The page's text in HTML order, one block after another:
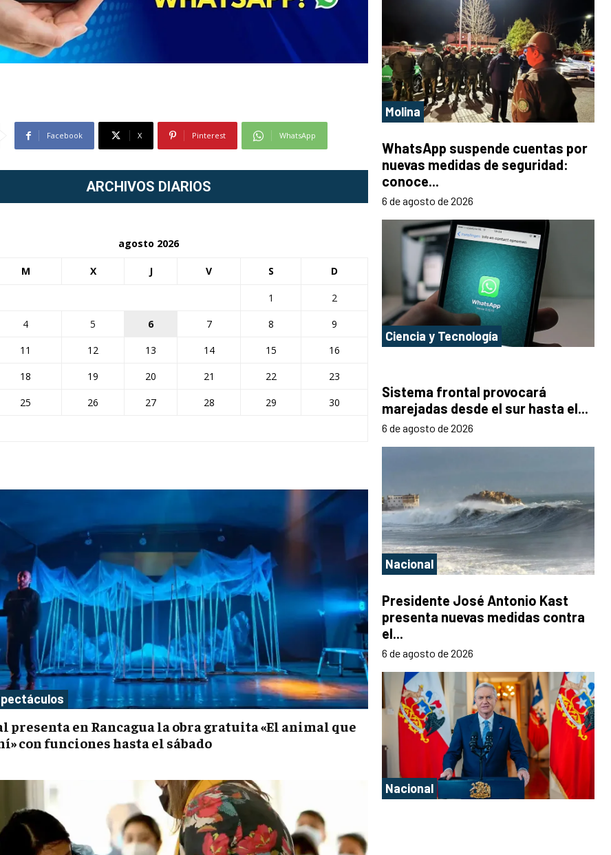
Facebook X Pinterest WhatsApp
ARCHIVOS DIARIOS
agosto 2026
M X J V S D
1
2
4 5 6 7 8
9
11 12 13 14 15
16
18 19 20 21 22
23
25 26 27 28 29
30
presenta en Rancagua la obra gratuita «El animal que
con funciones hasta el sábado
Molina
WhatsApp suspende cuentas por
nuevas medidas de seguridad:
conoce...
6 de agosto de 2026
Ciencia y Tecnología
Sistema frontal provocará
marejadas desde el sur hasta el...
6 de agosto de 2026
Nacional
Presidente José Antonio Kast
presenta nuevas medidas contra
el...
6 de agosto de 2026
Nacional